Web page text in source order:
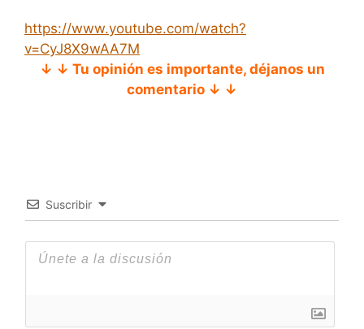
https://www.youtube.com/watch?
v=CyJ8X9wAA7M
↓ ↓ Tu opinión es importante, déjanos un
comentario ↓ ↓
Suscribir